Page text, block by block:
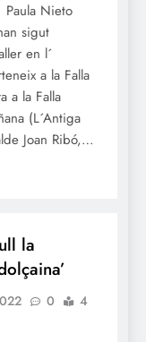
Paula Nieto
sigut
en l´
a la Falla
a la Falla
(L´Antiga
Joan Ribó,…
la
0
4